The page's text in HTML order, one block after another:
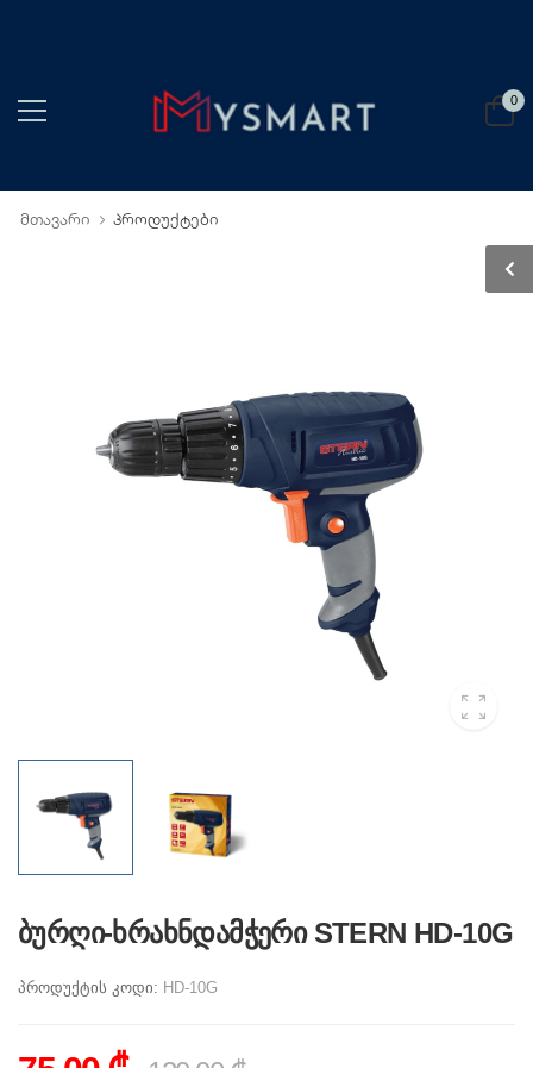
0
მთავარი პროდუქტები
ბურღი-ხრახნდამჭერი STERN HD-10G
პროდუქტის კოდი: HD-10G